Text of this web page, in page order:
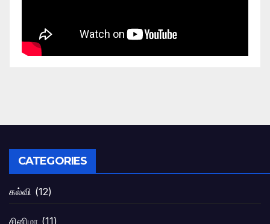
CATEGORIES
கல்வி (12)
சினிமா (11)